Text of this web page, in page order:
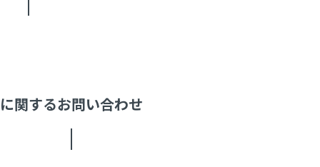
に関するお問い合わせ